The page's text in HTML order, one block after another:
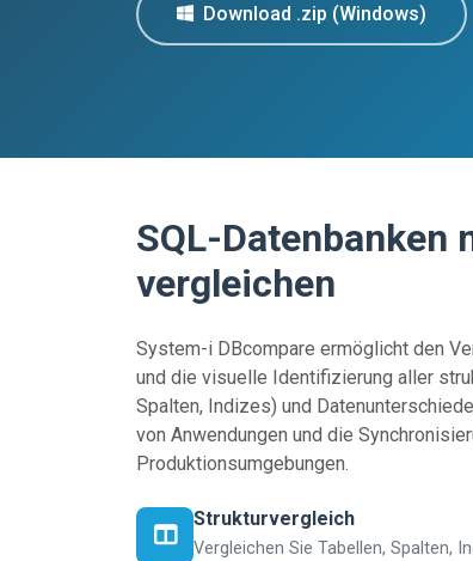
Download .zip (Windows)
SQL-Datenbanken
vergleichen
System-i DBcompare ermöglicht den
und die visuelle Identifizierung aller
Spalten, Indizes) und
von Anwendungen und die
Produktionsumgebungen.
Strukturvergleich
Vergleichen Sie Tabellen, Spalten,